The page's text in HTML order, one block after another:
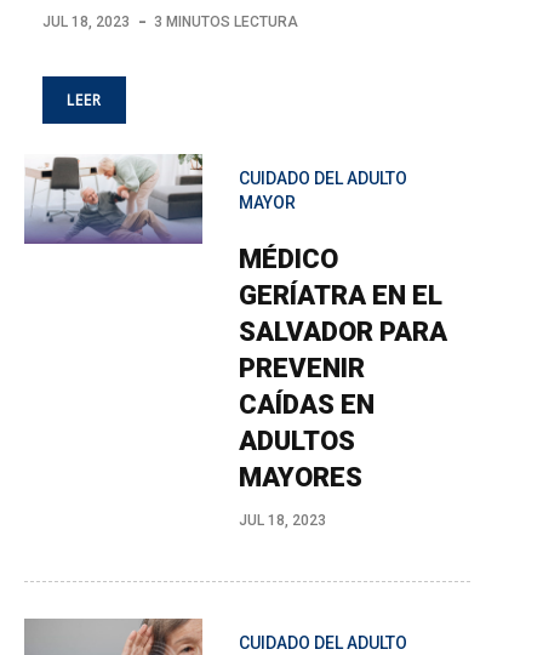
JUL 18, 2023 3 MINUTOS LECTURA
LEER
CUIDADO DEL ADULTO
MAYOR
MÉDICO
GERÍATRA EN EL
SALVADOR PARA
PREVENIR
CAÍDAS EN
ADULTOS
MAYORES
JUL 18, 2023
CUIDADO DEL ADULTO